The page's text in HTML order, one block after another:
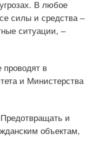
В любое
силы и средства –
ситуации, –
проводят в
и Министерства
и
объектам,